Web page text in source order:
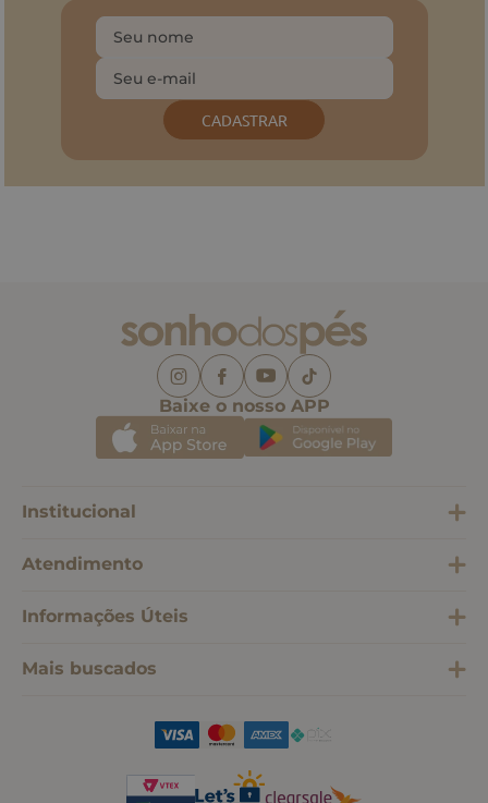
CADASTRAR
Baixe o nosso APP
Institucional
Atendimento
Informações Úteis
Mais buscados